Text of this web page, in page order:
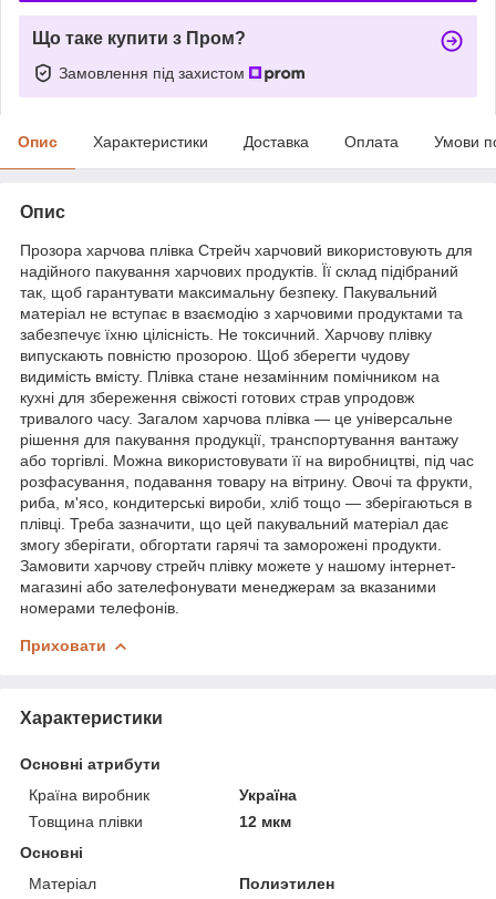
Що таке купити з Пром?
Замовлення під захистом
Опис Характеристики Доставка Оплата Умови
Опис
Прозора харчова плівка Стрейч харчовий використовують для
надійного пакування харчових продуктів. Її склад підібраний
так, щоб гарантувати максимальну безпеку. Пакувальний
матеріал не вступає в взаємодію з харчовими продуктами та
забезпечує їхню цілісність. Не токсичний. Харчову плівку
випускають повністю прозорою. Щоб зберегти чудову
видимість вмісту. Плівка стане незамінним помічником на
кухні для збереження свіжості готових страв упродовж
тривалого часу. Загалом харчова плівка — це універсальне
рішення для пакування продукції, транспортування вантажу
або торгівлі. Можна використовувати її на виробництві, під час
розфасування, подавання товару на вітрину. Овочі та фрукти,
риба, м'ясо, кондитерські вироби, хліб тощо — зберігаються в
плівці. Треба зазначити, що цей пакувальний матеріал дає
змогу зберігати, обгортати гарячі та заморожені продукти.
Замовити харчову стрейч плівку можете у нашому інтернет-
магазині або зателефонувати менеджерам за вказаними
номерами телефонів.
Приховати
Характеристики
Основні атрибути
Країна виробник
Україна
Товщина плівки
12 мкм
Основні
Матеріал
Полиэтилен